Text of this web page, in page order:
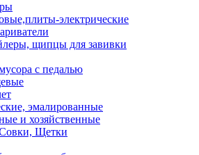
электрические
щипцы для завивки
с педалью
эмалированные
и хозяйственные
Щетки